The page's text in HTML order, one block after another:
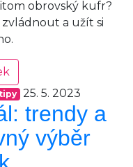
obrovský kufr?
a užít si
25. 5. 2023
trendy a
výběr